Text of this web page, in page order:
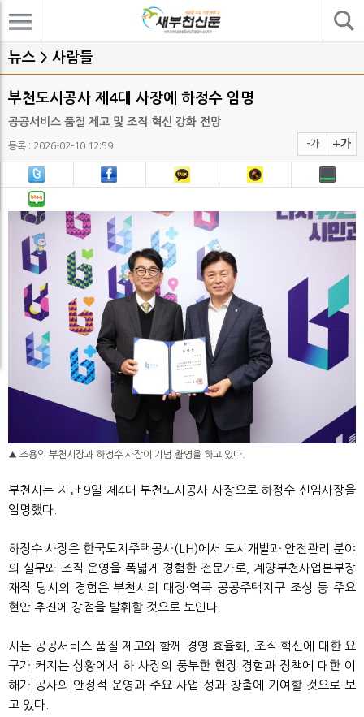
뉴스 > 사람들
부천도시공사 제4대 사장에 하정수 임명
공공서비스 품질 제고 및 조직 혁신 강화 전망
등록 : 2026-02-10 12:59 -가 +가
▲ 조용익 부천시장과 하정수 사장이 기념 촬영을 하고 있다.
부천시는 지난 9일 제4대 부천도시공사 사장으로 하정수 신임사장을
임명했다.
하정수 사장은 한국토지주택공사(LH)에서 도시개발과 안전관리 분야
의 실무와 조직 운영을 폭넓게 경험한 전문가로, 계양부천사업본부장
재직 당시의 경험은 부천시의 대장·역곡 공공주택지구 조성 등 주요
현안 추진에 강점을 발휘할 것으로 보인다.
시는 공공서비스 품질 제고와 함께 경영 효율화, 조직 혁신에 대한 요
구가 커지는 상황에서 하 사장의 풍부한 현장 경험과 정책에 대한 이
해가 공사의 안정적 운영과 주요 사업 성과 창출에 기여할 것으로 보
고 있다.